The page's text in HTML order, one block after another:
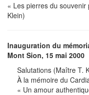
« Les pierres du
Klein)
Inauguration du
Mont Sion, 15 mai 2000
Salutations (Maître T.
À la mémoire du
« Un amour